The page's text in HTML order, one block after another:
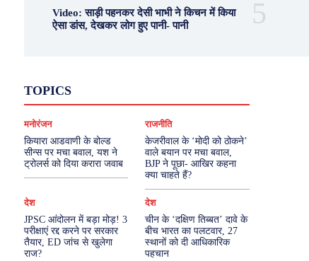
Video: साड़ी पहनकर देसी भाभी ने किचन में किया
ऐसा डांस, देखकर लोग हुए पानी- पानी
TOPICS
दुनिया
मनोरंजन
राजनीति वास्तु शास्त्र
More
मनोरंजन
कियारा आडवाणी के बोल्ड
सीन्स पर मचा बवाल, यश ने
ट्रोलर्स को दिया करारा जवाब
राजनीति
केजरीवाल के ‘मोदी को ठोकने’
वाले बयान पर मचा बवाल,
BJP ने पूछा- आखिर कहना
क्या चाहते हैं?
देश
JPSC आंदोलन में बड़ा मोड़! 3
परीक्षाएं रद्द करने पर सरकार
तैयार, ED जांच से खुलेगा
राज?
देश
चीन के ‘दक्षिण तिब्बत’ दावे के
बीच भारत का पलटवार, 27
स्थानों को दी आधिकारिक
पहचान